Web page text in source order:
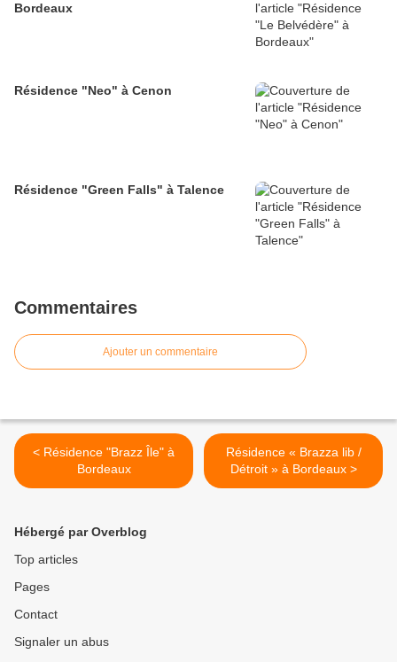
Bordeaux
Résidence "Neo" à Cenon
Résidence "Green Falls" à Talence
Commentaires
Ajouter un commentaire
< Résidence "Brazz Île" à
Bordeaux
Résidence « Brazza lib /
Détroit » à Bordeaux >
Hébergé par Overblog
Top articles
Pages
Contact
Signaler un abus